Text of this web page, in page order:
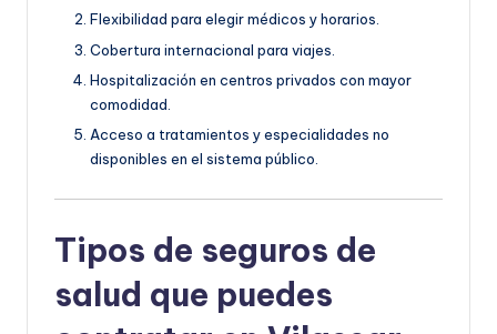
Flexibilidad para elegir médicos y horarios.
Cobertura internacional para viajes.
Hospitalización en centros privados con mayor
comodidad.
Acceso a tratamientos y especialidades no
disponibles en el sistema público.
Tipos de seguros de
salud que puedes